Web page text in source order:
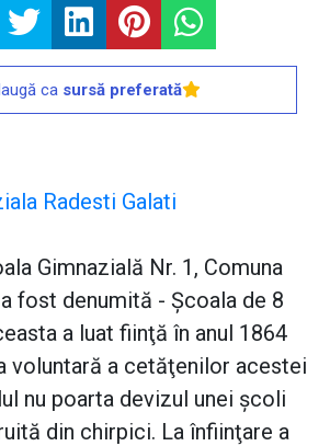
ca sursă preferată
Radesti Galati
Gimnazială Nr. 1, Comuna
fost denumită - Şcoala de 8
a luat fiinţă în anul 1864
voluntară a cetăţenilor acestei
nu poarta devizul unei şcoli
din chirpici. La înfiinţare a